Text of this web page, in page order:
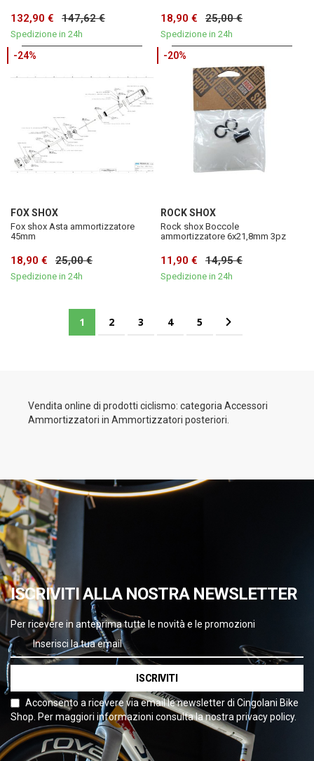
132,90 € 147,62 €
Spedizione in 24h
18,90 € 25,00 €
Spedizione in 24h
-24%
FOX SHOX
Fox shox Asta ammortizzatore
45mm
18,90 € 25,00 €
Spedizione in 24h
-20%
ROCK SHOX
Rock shox Boccole
ammortizzatore 6x21,8mm 3pz
11,90 € 14,95 €
Spedizione in 24h
Attualmente stai leggendo la pagina
1 Pagina
2 Pagina
3 Pagina
4 Pagina
5 Pagina
Successivo
Vendita online di prodotti ciclismo: categoria Accessori
Ammortizzatori in Ammortizzatori posteriori.
ISCRIVITI ALLA NOSTRA NEWSLETTER
Per ricevere in anteprima tutte le novità e le promozioni
ISCRIVITI
Acconsento a ricevere via email le newsletter di Cingolani Bike
Shop. Per maggiori informazioni consulta la nostra privacy policy.